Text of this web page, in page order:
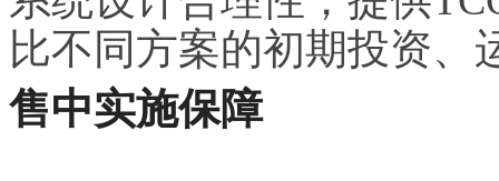
比不同方案的初期投资、
售中实施保障